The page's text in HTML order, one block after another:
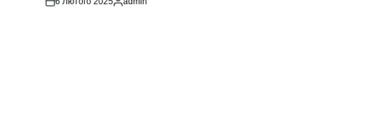
Опубліковано